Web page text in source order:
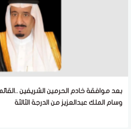
بعد موافقة خادم الحرمين الشريفين
وسام الملك عبدالعزيز من الدرجة الثالثة